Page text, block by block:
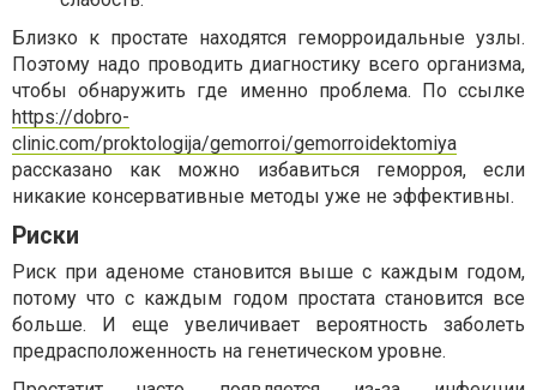
Близко к простате находятся геморроидальные узлы.
Поэтому надо проводить диагностику всего организма,
чтобы обнаружить где именно проблема. По ссылке
https://dobro-
clinic.com/proktologija/gemorroi/gemorroidektomiya
рассказано как можно избавиться геморроя, если
никакие консервативные методы уже не эффективны.
Риски
Риск при аденоме становится выше с каждым годом,
потому что с каждым годом простата становится все
больше. И еще увеличивает вероятность заболеть
предрасположенность на генетическом уровне.